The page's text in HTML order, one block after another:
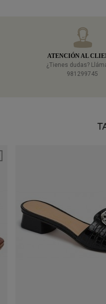
ATENCIÓN AL
¿Tienes dudas?
981299745